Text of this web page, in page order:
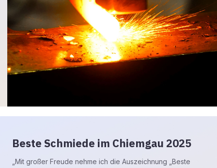
Beste Schmiede im Chiemgau 2025
„Mit großer Freude nehme ich die Auszeichnung „Beste